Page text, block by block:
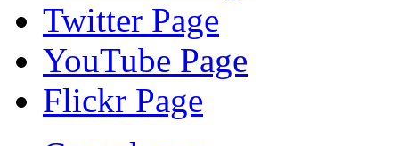
Twitter Page
YouTube Page
Flickr Page